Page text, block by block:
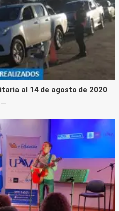
al 14 de agosto de 2020